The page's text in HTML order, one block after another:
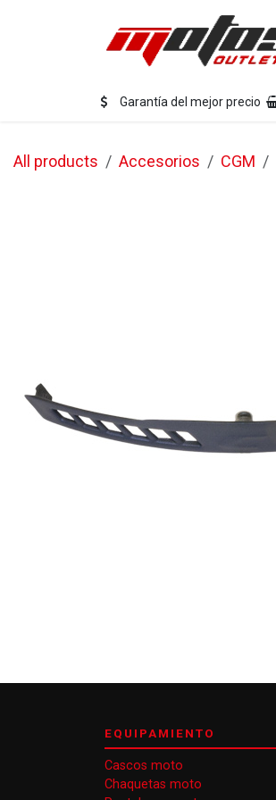
Garantía del mejor precio
All products Accesorios CGM
EQUIPAMIENTO
Cascos moto
Chaquetas moto